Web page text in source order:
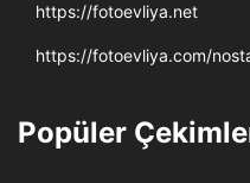
https://fotoevliya.net
https://fotoevliya.com/
Popüler